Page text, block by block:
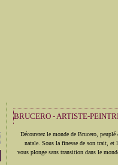
BRUCERO - ARTISTE-
Découvrez le monde de Brucero, peuplé
natale. Sous la finesse de son trait, et
vous plonge sans transition dans le